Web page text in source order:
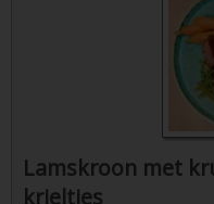
Lamskroon met
krieltjes